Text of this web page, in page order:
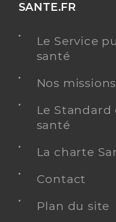
SANTE.FR
Le Service
santé
Nos missions
Le Standard
santé
La charte
Contact
Plan du site